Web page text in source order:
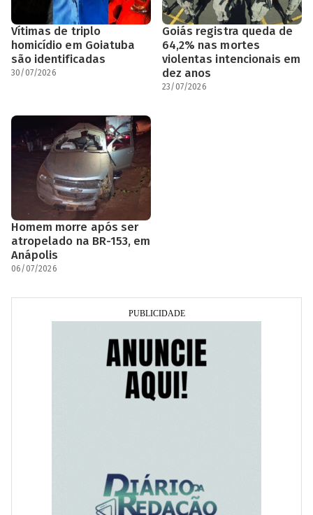
Vítimas de triplo
homicídio em Goiatuba
são identificadas
30/07/2026
Goiás registra queda de
64,2% nas mortes
violentas intencionais em
dez anos
23/07/2026
Homem morre após ser
atropelado na BR-153, em
Anápolis
06/07/2026